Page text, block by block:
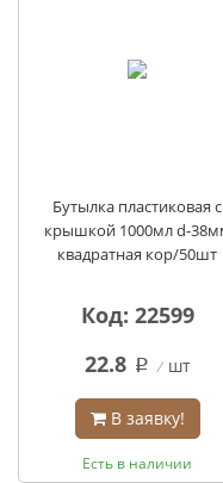
Бутылка пластиковая с
крышкой 1000мл d-
квадратная кор/50шт
Код: 22599
22.8 q шт
В заявку!
Есть в наличии